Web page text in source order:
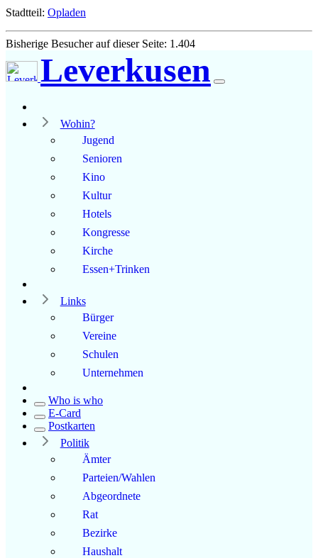
Stadtteil: Opladen
Bisherige Besucher auf dieser Seite: 1.404
Leverkusen
Wohin?
Jugend
Senioren
Kino
Kultur
Hotels
Kongresse
Kirche
Essen+Trinken
Links
Bürger
Vereine
Schulen
Unternehmen
Who is who
E-Card
Postkarten
Politik
Ämter
Parteien/Wahlen
Abgeordnete
Rat
Bezirke
Haushalt